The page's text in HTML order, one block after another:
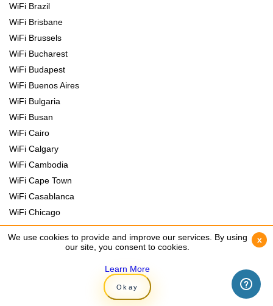
WiFi Brazil
WiFi Brisbane
WiFi Brussels
WiFi Bucharest
WiFi Budapest
WiFi Buenos Aires
WiFi Bulgaria
WiFi Busan
WiFi Cairo
WiFi Calgary
WiFi Cambodia
WiFi Cape Town
WiFi Casablanca
WiFi Chicago
WiFi Chile
We use cookies to provide and improve our services. By using
our site, you consent to cookies.
Learn More
Okay
x
We use cookies to provide and improve our services. By using
our site, you consent to cookies.
Learn More
Okay
x